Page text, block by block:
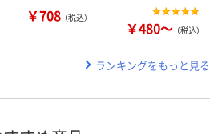
￥708 （税込）
￥480～ （税込）
ランキングをもっと見る